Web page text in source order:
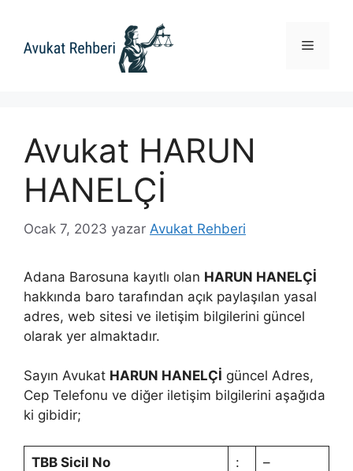
Menü
Avukat HARUN
HANELÇİ
Ocak 7, 2023 yazar Avukat Rehberi
Adana Barosuna kayıtlı olan HARUN HANELÇİ
hakkında baro tarafından açık paylaşılan yasal
adres, web sitesi ve iletişim bilgilerini güncel
olarak yer almaktadır.
Sayın Avukat HARUN HANELÇİ güncel Adres,
Cep Telefonu ve diğer iletişim bilgilerini aşağıda
ki gibidir;
TBB Sicil No : –